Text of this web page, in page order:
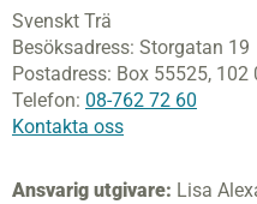
Svenskt Trä
Besöksadress: Storgatan 19
Postadress: Box 55525, 102
Telefon: 08-762 72 60
Kontakta oss
Ansvarig utgivare: Lisa